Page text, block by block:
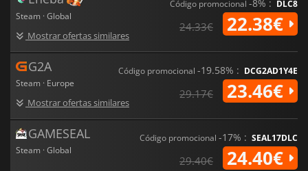
proporciona uma viagem angustiante de perda, vingança e
Steam · Global
Mostrar ofertas similares
Código promocional -8% : DLC8
24.33€ 22.38€
G2A
Steam · Europe
Mostrar ofertas similares
Código promocional -19.58% : DCG2AD1Y4E
29.17€ 23.46€
GAMESEAL
Steam · Global
Código promocional -17% : SEAL17DLC
29.40€ 24.40€